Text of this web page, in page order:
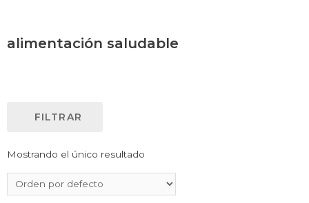
alimentación saludable
FILTRAR
Mostrando el único resultado